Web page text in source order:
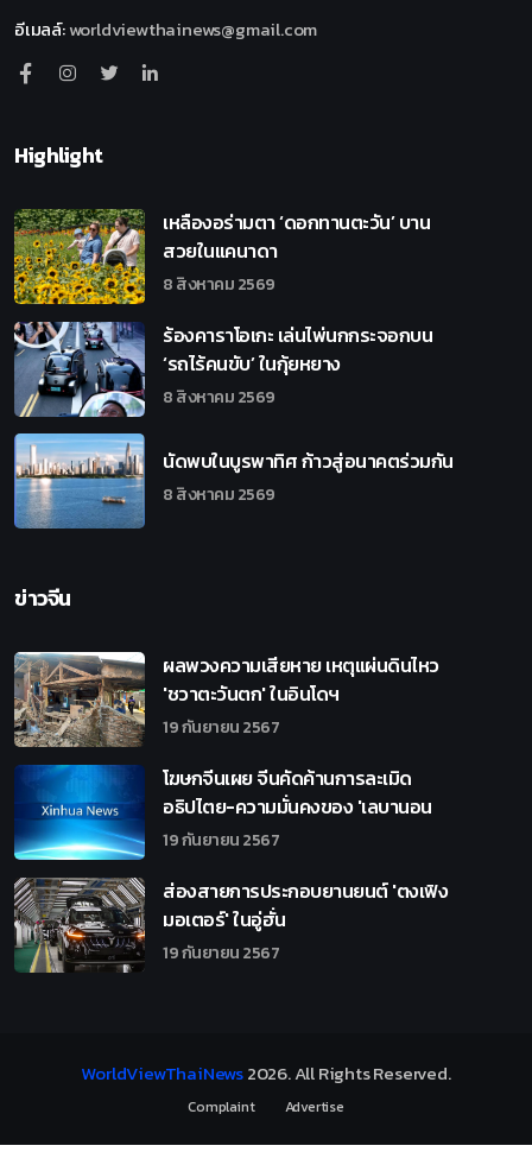
อีเมลล์:worldviewthainews@gmail.com
Highlight
เหลืองอร่ามตา ‘ดอกทานตะวัน’ บาน
สวยในแคนาดา
8 สิงหาคม 2569
ร้องคาราโอเกะ เล่นไพ่นกกระจอกบน
‘รถไร้คนขับ’ ในกุ้ยหยาง
8 สิงหาคม 2569
นัดพบในบูรพาทิศ ก้าวสู่อนาคตร่วมกัน
8 สิงหาคม 2569
ข่าวจีน
ผลพวงความเสียหาย เหตุแผ่นดินไหว
'ชวาตะวันตก' ในอินโดฯ
19 กันยายน 2567
โฆษกจีนเผย จีนคัดค้านการละเมิด
อธิปไตย-ความมั่นคงของ 'เลบานอน
19 กันยายน 2567
ส่องสายการประกอบยานยนต์ 'ตงเฟิง
มอเตอร์' ในอู่ฮั่น
19 กันยายน 2567
WorldViewThaiNews2026. All Rights Reserved.
Complaint Advertise